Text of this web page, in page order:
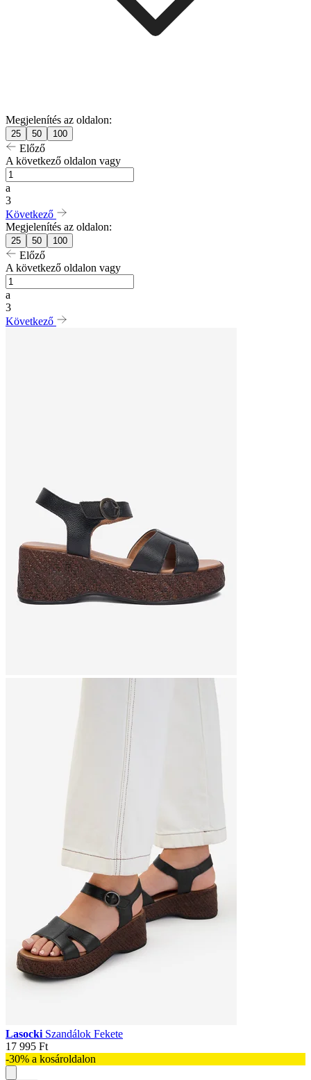
Megjelenítés az oldalon:
25 50 100
Előző
A következő oldalon vagy
a
3
Következő
Megjelenítés az oldalon:
25 50 100
Előző
A következő oldalon vagy
a
3
Következő
Lasocki Szandálok Fekete
17 995 Ft
-30% a kosároldalon